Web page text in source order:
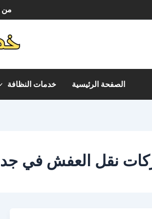
من
الصفحة الرئيسية خدمات النظافة
نقل العفش في